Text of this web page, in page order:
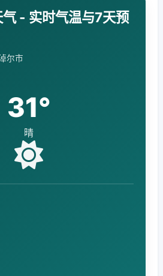
- 实时气温与7天预
尔市
31°
晴